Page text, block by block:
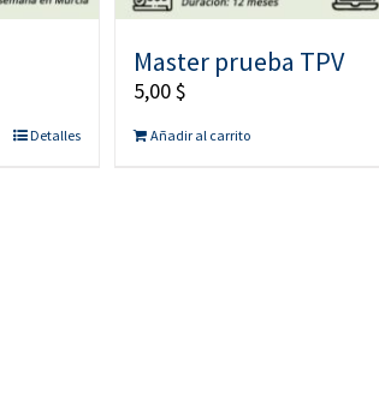
Detalles
Master prueba TPV
5,00$
Añadir al carrito